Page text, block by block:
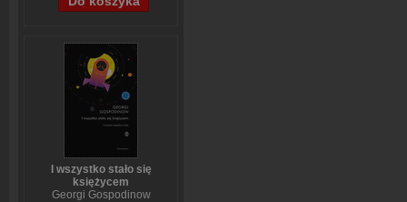
I wszystko stało się
księżycem
Georgi Gospodinow